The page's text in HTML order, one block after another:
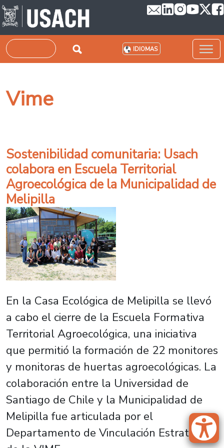
Pasar al contenido principal
Buscar IDIOMAS
Vime
Sostenibilidad comunitaria: Usach
colabora en Escuela Territorial
Agroecológica de la Municipalidad de
Melipilla
En la Casa Ecológica de Melipilla se llevó
a cabo el cierre de la Escuela Formativa
Territorial Agroecológica, una iniciativa
que permitió la formación de 22 monitores
y monitoras de huertas agroecológicas. La
colaboración entre la Universidad de
Santiago de Chile y la Municipalidad de
Melipilla fue articulada por el
Departamento de Vinculación Estratégica